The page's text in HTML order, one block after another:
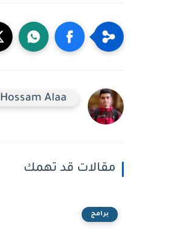
Hossam Alaa
مقالات قد تهمك
برامج